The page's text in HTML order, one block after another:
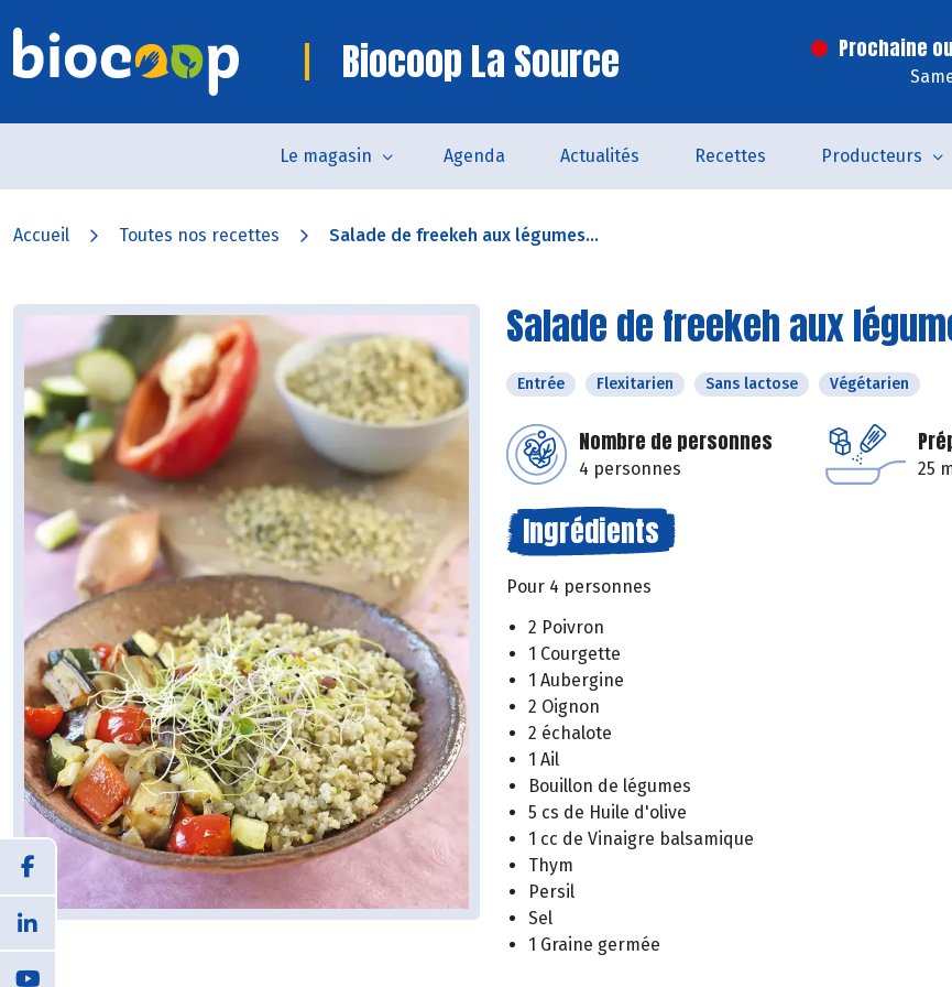
Biocoop La Source Prochaine
Le magasin Agenda Actualités Recettes Producteurs
Accueil Toutes nos recettes Salade de freekeh aux légumes...
Salade de freekeh aux
Entrée Flexitarien Sans lactose Végétarien
Nombre de personnes
4 personnes 25
Ingrédients
Pour 4 personnes
2 Poivron
1 Courgette
1 Aubergine
2 Oignon
2 échalote
1 Ail
Bouillon de légumes
5 cs de Huile d'olive
1 cc de Vinaigre balsamique
Thym
Persil
Sel
1 Graine germée